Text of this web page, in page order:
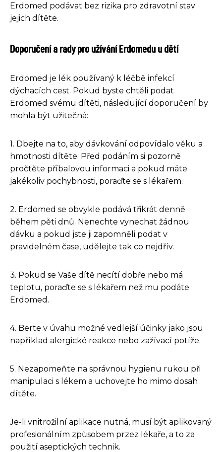
Erdomed podávat bez rizika pro zdravotní stav
jejich dítěte.
Doporučení a rady pro užívání Erdomedu u dětí
Erdomed je lék používaný k léčbě infekcí
dýchacích cest. Pokud byste chtěli podat
Erdomed svému dítěti, následující doporučení by
mohla být užitečná:
1. Dbejte na to, aby dávkování odpovídalo věku a
hmotnosti dítěte. Před podáním si pozorně
pročtěte příbalovou informaci a pokud máte
jakékoliv pochybnosti, poraďte se s lékařem.
2. Erdomed se obvykle podává třikrát denně
během pěti dnů. Nenechte vynechat žádnou
dávku a pokud jste ji zapomněli podat v
pravidelném čase, udělejte tak co nejdřív.
3. Pokud se Vaše dítě necítí dobře nebo má
teplotu, poraďte se s lékařem než mu podáte
Erdomed.
4. Berte v úvahu možné vedlejší účinky jako jsou
například alergické reakce nebo zažívací potíže.
5. Nezapomeňte na správnou hygienu rukou při
manipulaci s lékem a uchovejte ho mimo dosah
dítěte.
Je-li vnitrožilní aplikace nutná, musí být aplikovaný
profesionálním způsobem przez lékaře, a to za
použití aseptických technik.